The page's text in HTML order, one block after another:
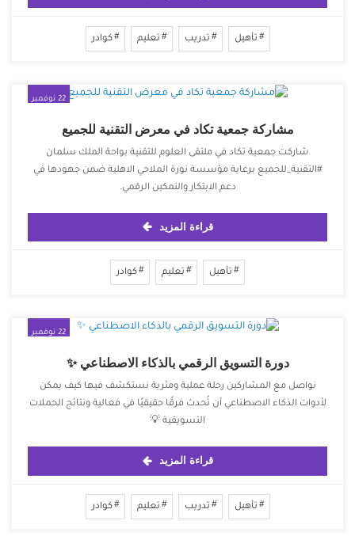
تأهيل تدريب تعليم كوادر
22 نوفمبر
مشاركة جمعية تكاد في معرض التقنية للجميع
شاركت جمعية تكاد في ملتقى العلوم للتقنية بواحة الملك سلمان
⁧‫#التقنية_للجميع‬⁩ ‏برعاية مؤسسة نورة الملاحي الاهلية ‏ضمن جهودها في
دعم الابتكار والتمكين الرقمي.
قراءة المزيد
تأهيل تعليم كوادر
22 نوفمبر
دورة التسويق الرقمي بالذكاء الاصطناعي ✨
‏نواصل مع المشاركين رحلة عملية ومثرية نستكشف فيها كيف يمكن
لأدوات الذكاء الاصطناعي أن تُحدث فرقًا حقيقيًا في فعالية ونتائج الحملات
التسويقية 💡
قراءة المزيد
تأهيل تدريب تعليم كوادر